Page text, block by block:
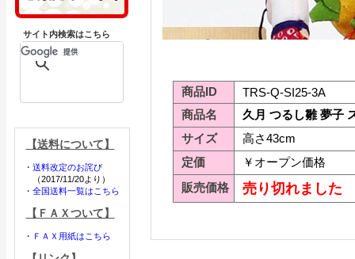
サイト内検索はこちら
【送料について】
・ 送料改定のお詫び
（2017/11/20より）
・ 全国送料一覧はこちら
【ＦＡＸついて】
・ ＦＡＸ用紙はこちら
商品ID
TRS-Q-SI25-3A
商品名
久月 つるし雛 夢子
サイズ
高さ43cm
定価
￥オープン価格
販売価格
売り切れました